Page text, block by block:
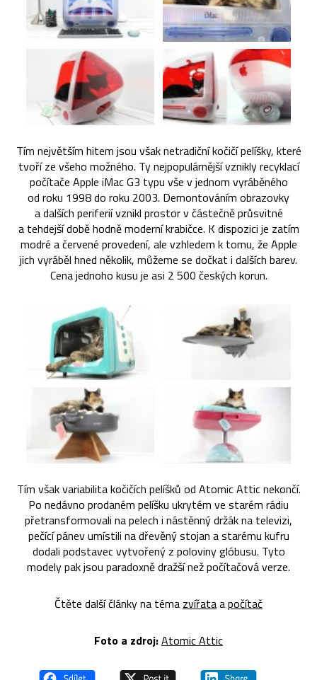
Tím největším hitem jsou však netradiční kočičí pelíšky, které
tvoří ze všeho možného. Ty nejpopulárnější vznikly recyklací
počítače Apple iMac G3 typu vše v jednom vyráběného
od roku 1998 do roku 2003. Demontováním obrazovky
a dalších periferií vznikl prostor v částečně průsvitné
a tehdejší době hodně moderní krabičce. K dispozici je zatím
modré a červené provedení, ale vzhledem k tomu, že Apple
jich vyráběl hned několik, můžeme se dočkat i dalších barev.
Cena jednoho kusu je asi 2 500 českých korun.
Tím však variabilita kočičích pelíšků od Atomic Attic nekončí.
Po nedávno prodaném pelíšku ukrytém ve starém rádiu
přetransformovali na pelech i nástěnný držák na televizi,
pečící pánev umístili na dřevěný stojan a starému kufru
dodali podstavec vytvořený z poloviny glóbusu. Tyto
modely pak jsou paradoxně dražší než počítačová verze.
Čtěte další články na téma zvířataapočítač
Foto a zdroj:Atomic Attic